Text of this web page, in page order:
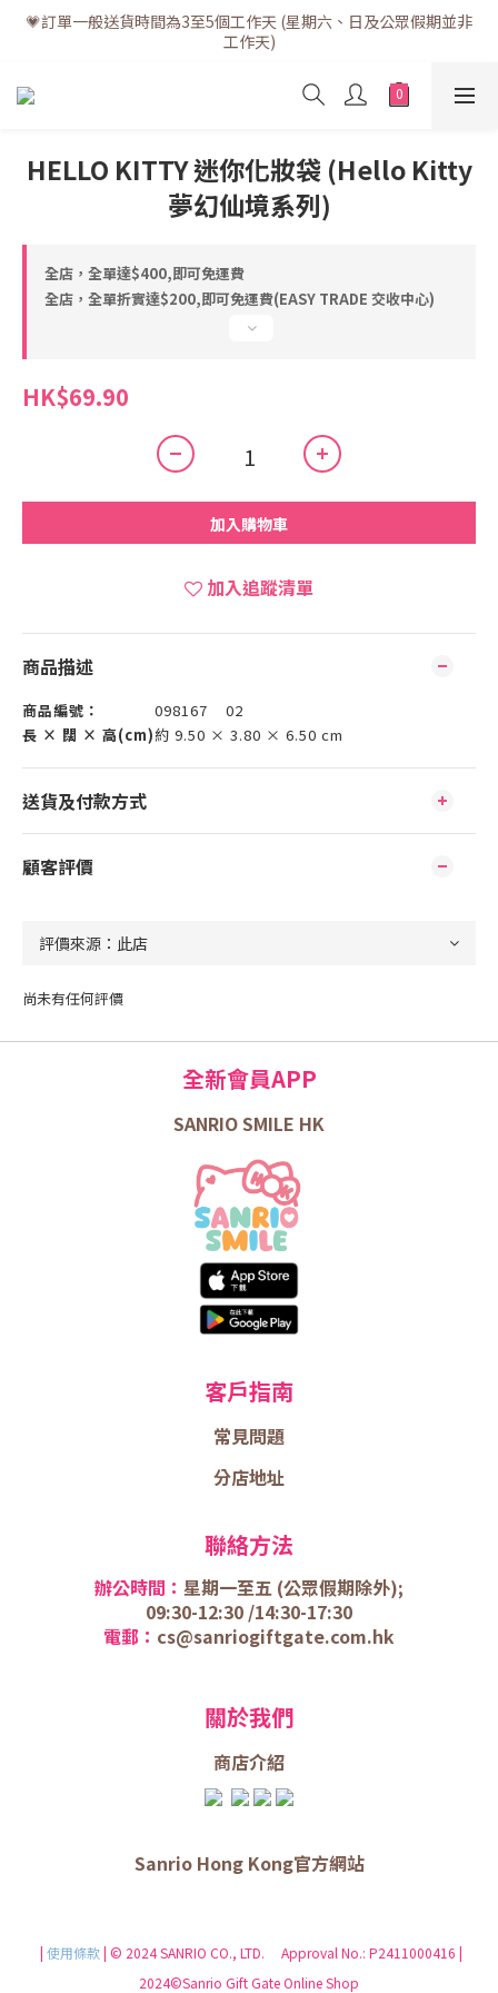
💗訂單一般送貨時間為3至5個工作天 (星期六、日及公眾假期並非
工作天)
💗訂單一般送貨時間為3至5個工作天 (星期六、日及公眾假期並非
工作天)
💗折實滿$400免運費 | 滿$200免自取點運費
💗立即下載全新會員APP享有專屬會員禮遇
💗訂單一般送貨時間為3至5個工作天 (星期六、日及公眾假期並非
HELLO KITTY 迷你化妝袋 (Hello Kitty
夢幻仙境系列)
全店，全單達$400,即可免運費
全店，全單折實達$200,即可免運費(EASY TRADE 交收中心)
HK$69.90
加入購物車
加入追蹤清單
商品描述
商品編號：
098167 02
長 × 闊 × 高(cm)約 9.50 × 3.80 × 6.50 cm
送貨及付款方式
顧客評價
尚未有任何評價
全新會員APP
SANRIO SMILE HK
客戶指南
常見問題
分店地址
聯絡方法
辦公時間： 星期一至五 (公眾假期除外);
09:30-12:30 /14:30-17:30
電郵： cs@sanriogiftgate.com.hk
關於我們
商店介紹
Sanrio Hong Kong官方網站
| 使用條款| © 2024 SANRIO CO., LTD. Approval No.: P2411000416 |
2024©Sanrio Gift Gate Online Shop